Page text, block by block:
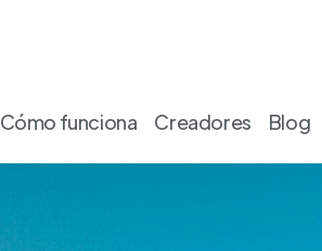
Cómo funciona Creadores Blog